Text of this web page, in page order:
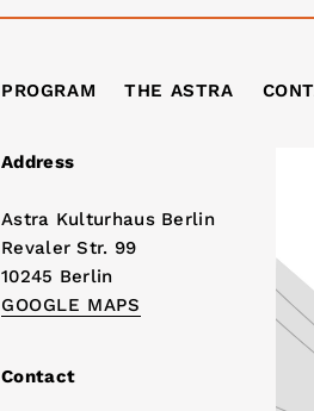
PROGRAM THE ASTRA
Address
Astra Kulturhaus Berlin
Revaler Str. 99
10245 Berlin
GOOGLE MAPS
Contact